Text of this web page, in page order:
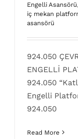
Engelli Asansörü,
iç mekan
asansörü
924.050
ENGELLİ
924.050
Engelli
924.050
Read More
dikey kuyusuz
poz